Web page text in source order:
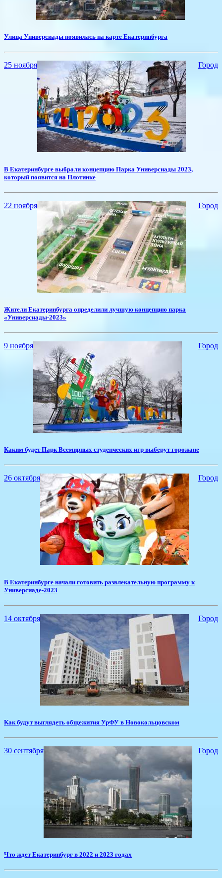
Улица Универсиады появилась на карте Екатеринбурга
25 ноября Город
​В Екатеринбурге выбрали концепцию Парка Универсиады 2023,
который появится на Плотинке
22 ноября Город
Жители Екатеринбурга определили лучшую концепцию парка
«Универсиады-2023»
9 ноября Город
Каким будет Парк Всемирных студенческих игр выберут горожане
26 октября Город
​В Екатеринбурге начали готовить развлекательную программу к
Универсиаде-2023
14 октября Город
​Как будут выглядеть общежития УрФУ в Новокольцовском
30 сентября Город
​Что ждет Екатеринбург в 2022 и 2023 годах